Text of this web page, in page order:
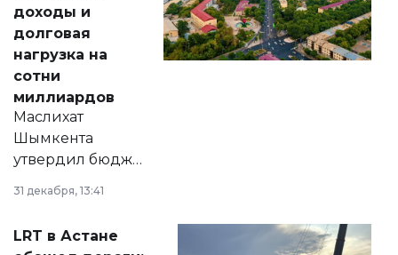
доходы и
долговая
нагрузка на
сотни
миллиардов
Маслихат
Шымкента
утвердил бюджет
города на 2026–
2028 годы.
документ
31 декабря, 13:41
LRT в Астане